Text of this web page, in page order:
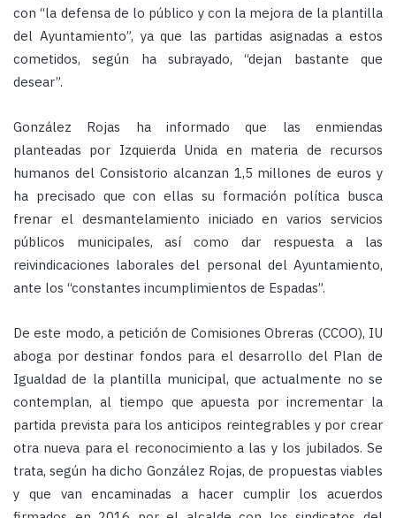
con “la defensa de lo público y con la mejora de la plantilla
del Ayuntamiento”, ya que las partidas asignadas a estos
cometidos, según ha subrayado, “dejan bastante que
desear”.
González Rojas ha informado que las enmiendas
planteadas por Izquierda Unida en materia de recursos
humanos del Consistorio alcanzan 1,5 millones de euros y
ha precisado que con ellas su formación política busca
frenar el desmantelamiento iniciado en varios servicios
públicos municipales, así como dar respuesta a las
reivindicaciones laborales del personal del Ayuntamiento,
ante los “constantes incumplimientos de Espadas”.
De este modo, a petición de Comisiones Obreras (CCOO), IU
aboga por destinar fondos para el desarrollo del Plan de
Igualdad de la plantilla municipal, que actualmente no se
contemplan, al tiempo que apuesta por incrementar la
partida prevista para los anticipos reintegrables y por crear
otra nueva para el reconocimiento a las y los jubilados. Se
trata, según ha dicho González Rojas, de propuestas viables
y que van encaminadas a hacer cumplir los acuerdos